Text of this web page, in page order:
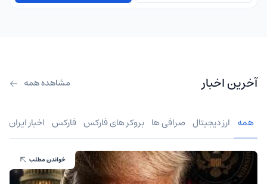
آخرین اخبار مشاهده همه
همه ارز دیجیتال صرافی ها بروکر های فارکس فارکس اخبار ایران
خواندن مطلب